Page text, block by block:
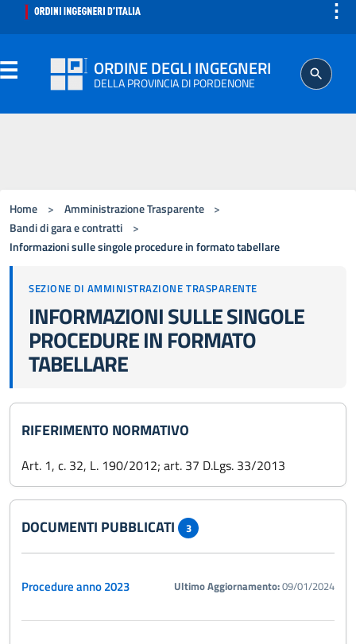
⋮
ORDINE DEGLI INGEGNERI
DELLA PROVINCIA DI PORDENONE
ISCRITTO
AGGIORNAMENTO PROFESSIONALE
Home > Amministrazione Trasparente
>
Bandi di gara e contratti
>
Informazioni sulle singole procedure in formato tabellare
SEZIONE DI AMMINISTRAZIONE TRASPARENTE
INFORMAZIONI SULLE SINGOLE
PROCEDURE IN FORMATO
TABELLARE
RIFERIMENTO NORMATIVO
Art. 1, c. 32, L. 190/2012; art. 37 D.Lgs. 33/2013
DOCUMENTI PUBBLICATI 3
Procedure anno 2023 Ultimo Aggiornamento:09/01/2024